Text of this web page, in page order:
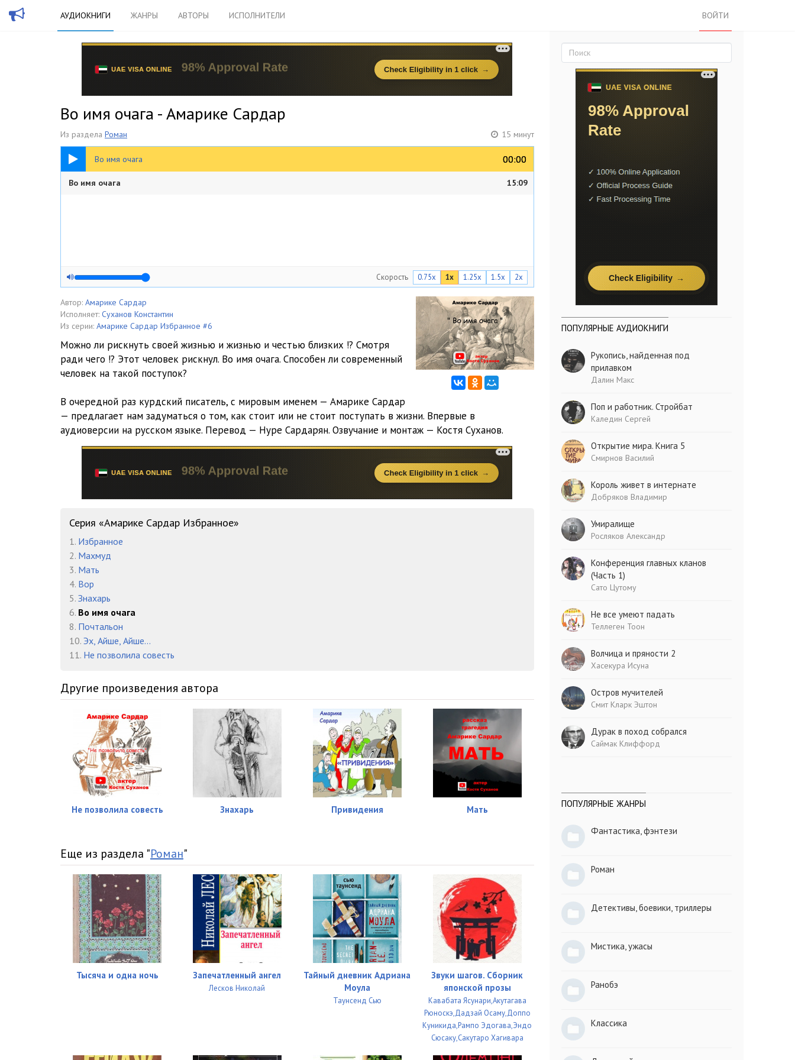
АУДИОКНИГИ ЖАНРЫ АВТОРЫ ИСПОЛНИТЕЛИ ВОЙТИ
Во имя очага - Амарике Сардар
Из раздела Роман 15 минут
Во имя очага 00:00
00:00
15:09
Во имя очага 15:09
Скорость 0.75x 1x 1.25x 1.5x 2x
Автор: Амарике Сардар
Исполняет: Суханов Константин
Из серии: Амарике Сардар Избранное #6
Можно ли рискнуть своей жизнью и жизнью и честью близких !? Смотря
ради чего !? Этот человек рискнул. Во имя очага. Способен ли современный
человек на такой поступок?
В очередной раз курдский писатель, с мировым именем — Амарике Сардар
— предлагает нам задуматься о том, как стоит или не стоит поступать в жизни. Впервые в
аудиоверсии на русском языке. Перевод — Нуре Сардарян. Озвучание и монтаж — Костя Суханов.
Серия «Амарике Сардар Избранное»
1. Избранное
2. Махмуд
3. Мать
4. Вор
5. Знахарь
6. Во имя очага
8. Почтальон
10. Эх, Айше, Айше...
11. Не позволила совесть
Другие произведения автора
Не позволила совесть Знахарь Привидения Мать
Еще из раздела "Роман"
Тысяча и одна ночь Запечатленный ангел
Лесков Николай
Тайный дневник Адриана
Моула
Таунсенд Сью
Звуки шагов. Сборник
японской прозы
Кавабата Ясунари,Акутагава
Рюноскэ,Дадзай Осаму,Доппо
Куникида,Рампо Эдогава,Эндо
Сюсаку,Сакутаро Хагивара
ПОПУЛЯРНЫЕ АУДИОКНИГИ
Рукопись, найденная под
прилавком
Далин Макс
Поп и работник. Стройбат
Каледин Сергей
Открытие мира. Книга 5
Смирнов Василий
Король живет в интернате
Добряков Владимир
Умиралище
Росляков Александр
Конференция главных кланов
(Часть 1)
Сато Цутому
Не все умеют падать
Теллеген Тоон
Волчица и пряности 2
Хасекура Исуна
Остров мучителей
Смит Кларк Эштон
Дурак в поход собрался
Саймак Клиффорд
ПОПУЛЯРНЫЕ ЖАНРЫ
Фантастика, фэнтези
Роман
Детективы, боевики, триллеры
Мистика, ужасы
Ранобэ
Классика